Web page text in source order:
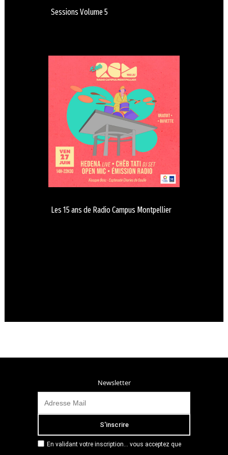
Sessions Volume 5
Les 15 ans de Radio Campus Montpellier
Newsletter
En validant votre inscription... vous acceptez que